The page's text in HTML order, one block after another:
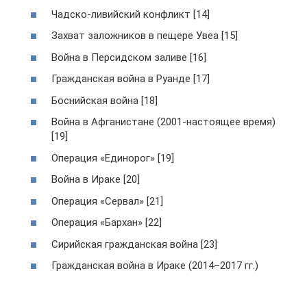
Чадско-ливийский конфликт [14]
Захват заложников в пещере Увеа [15]
Война в Персидском заливе [16]
Гражданская война в Руанде [17]
Боснийская война [18]
Война в Афганистане (2001-настоящее время)
[19]
Операция «Единорог» [19]
Война в Ираке [20]
Операция «Сервал» [21]
Операция «Бархан» [22]
Сирийская гражданская война [23]
Гражданская война в Ираке (2014–2017 гг.)